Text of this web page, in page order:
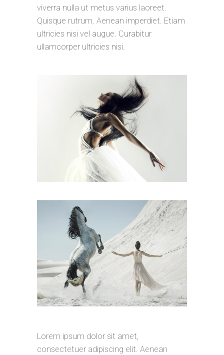
viverra nulla ut metus varius laoreet.
Quisque rutrum. Aenean imperdiet. Etiam
ultricies nisi vel augue. Curabitur
ullamcorper ultricies nisi.
Lorem ipsum dolor sit amet,
consectetuer adipiscing elit. Aenean